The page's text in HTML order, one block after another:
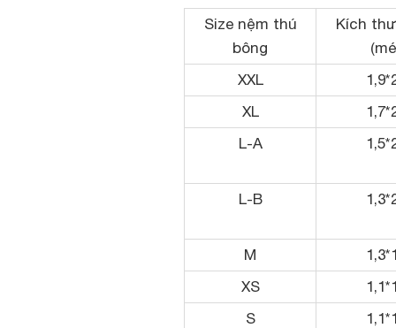
Size nệm thú
bông
Kích
XXL
XL
L-A
L-B
M
XS
S